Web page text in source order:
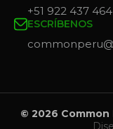
+51 922 437 464
ESCRÍBENOS
© 2026 Common